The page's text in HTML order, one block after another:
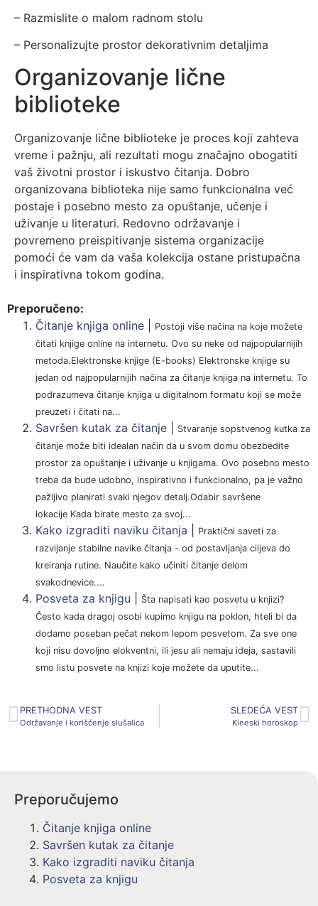
– Razmislite o malom radnom stolu
– Personalizujte prostor dekorativnim detaljima
Organizovanje lične
biblioteke
Organizovanje lične biblioteke je proces koji zahteva
vreme i pažnju, ali rezultati mogu značajno obogatiti
vaš životni prostor i iskustvo čitanja. Dobro
organizovana biblioteka nije samo funkcionalna već
postaje i posebno mesto za opuštanje, učenje i
uživanje u literaturi. Redovno održavanje i
povremeno preispitivanje sistema organizacije
pomoći će vam da vaša kolekcija ostane pristupačna
i inspirativna tokom godina.
Preporučeno:
Čitanje knjiga online
Postoji više načina na koje možete
čitati knjige online na internetu. Ovo su neke od najpopularnijih
metoda.Elektronske knjige (E-books) Elektronske knjige su
jedan od najpopularnijih načina za čitanje knjiga na internetu. To
podrazumeva čitanje knjiga u digitalnom formatu koji se može
preuzeti i čitati na...
Savršen kutak za čitanje
Stvaranje sopstvenog kutka za
čitanje može biti idealan način da u svom domu obezbedite
prostor za opuštanje i uživanje u knjigama. Ovo posebno mesto
treba da bude udobno, inspirativno i funkcionalno, pa je važno
pažljivo planirati svaki njegov detalj.Odabir savršene
lokacije Kada birate mesto za svoj...
Kako izgraditi naviku čitanja
Praktični saveti za
razvijanje stabilne navike čitanja - od postavljanja ciljeva do
kreiranja rutine. Naučite kako učiniti čitanje delom
svakodnevice....
Posveta za knjigu
Šta napisati kao posvetu u knjizi?
Često kada dragoj osobi kupimo knjigu na poklon, hteli bi da
dodamo poseban pečat nekom lepom posvetom. Za sve one
koji nisu dovoljno elokventni, ili jesu ali nemaju ideja, sastavili
smo listu posvete na knjizi koje možete da uputite...
PRETHODNA VEST
Održavanje i korišćenje slušalica
SLEDEĆA VEST
Kineski horoskop
Preporučujemo
Čitanje knjiga online
Savršen kutak za čitanje
Kako izgraditi naviku čitanja
Posveta za knjigu